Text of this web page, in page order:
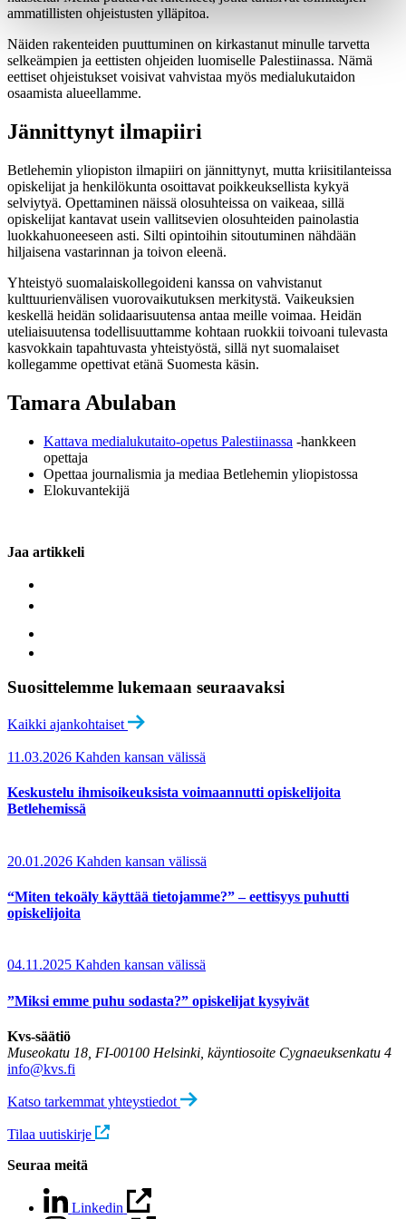
ammatillisten ohjeistusten ylläpitoa.
Näiden rakenteiden puuttuminen on kirkastanut minulle tarvetta
selkeämpien ja eettisten ohjeiden luomiselle Palestiinassa. Nämä
eettiset ohjeistukset voisivat vahvistaa myös medialukutaidon
osaamista alueellamme.
Jännittynyt ilmapiiri
Betlehemin yliopiston ilmapiiri on jännittynyt, mutta kriisitilanteissa
opiskelijat ja henkilökunta osoittavat poikkeuksellista kykyä
selviytyä. Opettaminen näissä olosuhteissa on vaikeaa, sillä
opiskelijat kantavat usein vallitsevien olosuhteiden painolastia
luokkahuoneeseen asti. Silti opintoihin sitoutuminen nähdään
hiljaisena vastarinnan ja toivon eleenä.
Yhteistyö suomalaiskollegoideni kanssa on vahvistanut
kulttuurienvälisen vuorovaikutuksen merkitystä. Vaikeuksien
keskellä heidän solidaarisuutensa antaa meille voimaa. Heidän
uteliaisuutensa todellisuuttamme kohtaan ruokkii toivoani tulevasta
kasvokkain tapahtuvasta yhteistyöstä, sillä nyt suomalaiset
kollegamme opettivat etänä Suomesta käsin.
Tamara Abulaban
Kattava medialukutaito-opetus Palestiinassa -hankkeen
opettaja
Opettaa journalismia ja mediaa Betlehemin yliopistossa
Elokuvantekijä
Jaa artikkeli
Suosittelemme lukemaan seuraavaksi
Kaikki ajankohtaiset
11.03.2026 Kahden kansan välissä
Keskustelu ihmisoikeuksista voimaannutti opiskelijoita
Betlehemissä
20.01.2026 Kahden kansan välissä
“Miten tekoäly käyttää tietojamme?” – eettisyys puhutti
opiskelijoita
04.11.2025 Kahden kansan välissä
”Miksi emme puhu sodasta?” opiskelijat kysyivät
Kvs-säätiö
Museokatu 18, FI-00100 Helsinki, käyntiosoite Cygnaeuksenkatu 4
info@kvs.fi
Katso tarkemmat yhteystiedot
Tilaa uutiskirje
Seuraa meitä
Linkedin